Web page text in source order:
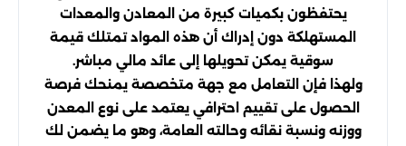
يحتفظون بكميات كبيرة من المعادن والمعدات
المستهلكة دون إدراك أن هذه المواد تمتلك قيمة
سوقية يمكن تحويلها إلى عائد مالي مباشر.
ولهذا فإن التعامل مع جهة متخصصة يمنحك فرصة
الحصول على تقييم احترافي يعتمد على نوع المعدن
ووزنه ونسبة نقائه وحالته العامة، وهو ما يضمن لك